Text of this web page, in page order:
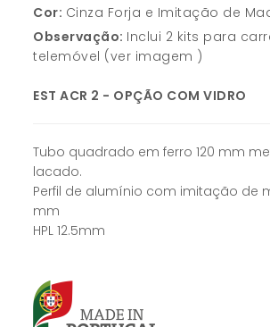
Cor: Cinza Forja e Imitação de
Observação: Inclui 2 kits para
telemóvel (ver imagem )
EST ACR 2 - OPÇÃO COM VIDRO
Tubo quadrado em ferro 120 mm
lacado.
Perfil de alumínio com imitação de
mm
HPL 12.5mm